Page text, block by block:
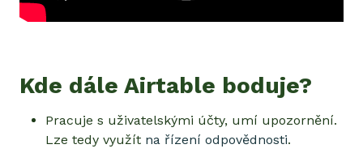
Kde dále Airtable boduje?
Pracuje s uživatelskými účty, umí upozornění.
Lze tedy využít na řízení odpovědnosti.